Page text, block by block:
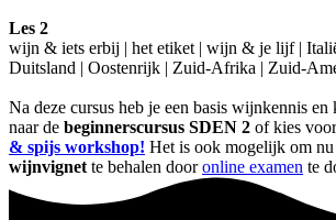
Les 2
wijn & iets erbij | het etiket | wijn & je lijf |
Duitsland | Oostenrijk | Zuid-Afrika | Zuid-
Na deze cursus heb je een basis wijnkennis
naar de beginnerscursus SDEN 2 of kies
& spijs workshop! Het is ook mogelijk om
wijnvignette behalen dooronline examen te